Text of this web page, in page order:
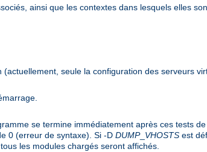
ainsi que les contextes dans lesquels elles
seule la configuration des serveurs
se termine immédiatement après ces tests
0 (erreur de syntaxe). Si -D DUMP_ VHOSTS est
les modules chargés seront affichés.